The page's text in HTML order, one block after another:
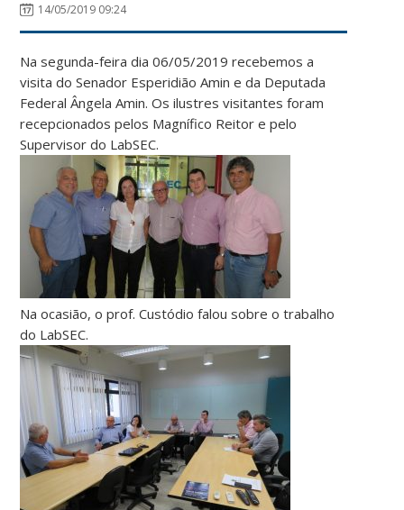
14/05/2019 09:24
Na segunda-feira dia 06/05/2019 recebemos a
visita do Senador Esperidião Amin e da Deputada
Federal Ângela Amin. Os ilustres visitantes foram
recepcionados pelos Magnífico Reitor e pelo
Supervisor do LabSEC.
Na ocasião, o prof. Custódio falou sobre o trabalho
do LabSEC.